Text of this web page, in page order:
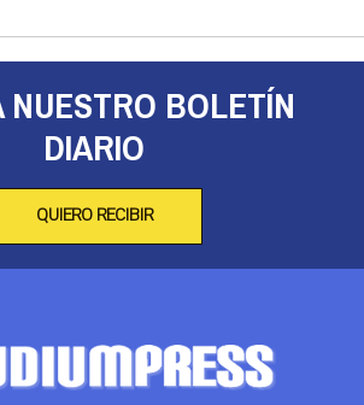
BOLETÍN
DIARIO
QUIERO RECIBIR